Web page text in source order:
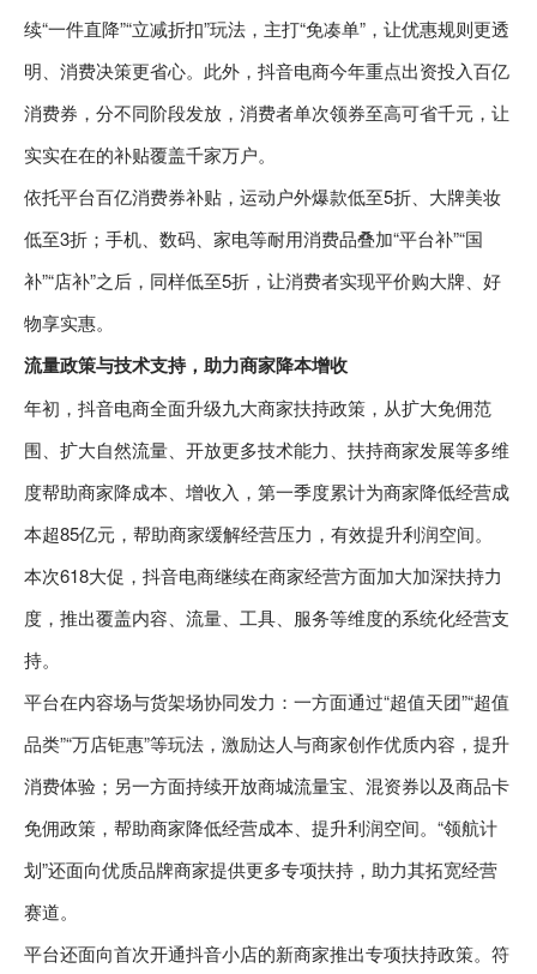
续“一件直降”“立减折扣”玩法，主打“免凑单”，让优惠规则更透
明、消费决策更省心。此外，抖音电商今年重点出资投入百亿
消费券，分不同阶段发放，消费者单次领券至高可省千元，让
实实在在的补贴覆盖千家万户。
依托平台百亿消费券补贴，运动户外爆款低至5折、大牌美妆
低至3折；手机、数码、家电等耐用消费品叠加“平台补”“国
补”“店补”之后，同样低至5折，让消费者实现平价购大牌、好
物享实惠。
流量政策与技术支持，助力商家降本增收
年初，抖音电商全面升级九大商家扶持政策，从扩大免佣范
围、扩大自然流量、开放更多技术能力、扶持商家发展等多维
度帮助商家降成本、增收入，第一季度累计为商家降低经营成
本超85亿元，帮助商家缓解经营压力，有效提升利润空间。
本次618大促，抖音电商继续在商家经营方面加大加深扶持力
度，推出覆盖内容、流量、工具、服务等维度的系统化经营支
持。
平台在内容场与货架场协同发力：一方面通过“超值天团”“超值
品类”“万店钜惠”等玩法，激励达人与商家创作优质内容，提升
消费体验；另一方面持续开放商城流量宝、混资券以及商品卡
免佣政策，帮助商家降低经营成本、提升利润空间。“领航计
划”还面向优质品牌商家提供更多专项扶持，助力其拓宽经营
赛道。
平台还面向首次开通抖音小店的新商家推出专项扶持政策。符